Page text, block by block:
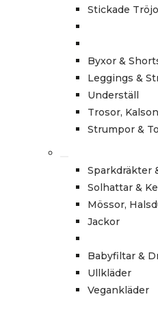
Stickade
Byxor &
Leggings &
Underställ
Trosor,
Strumpor &
Sparkdräkter
Solhattar &
Mössor,
Jackor
Babyfiltar &
Ullkläder
Vegankläder